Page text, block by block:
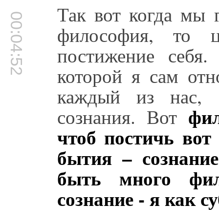
00:04:52 Так вот когда мы
философия, то
постижение
которой я сам
каждый из нас,
сознания. Вот
чтоб постичь
бытия –
быть много
сознание - я как